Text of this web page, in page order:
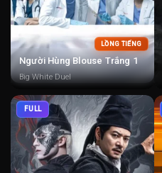
LỒNG TIẾNG
Người Hùng Blouse Trắng 1
Big White Duel
FULL